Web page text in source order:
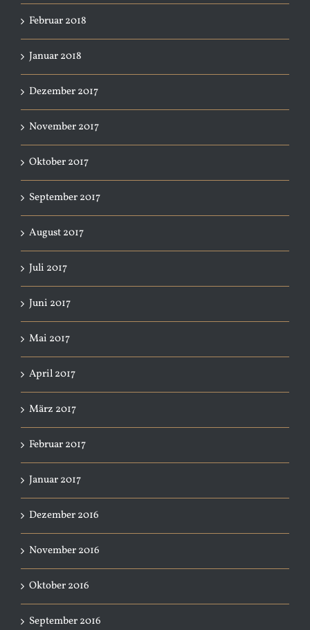
Februar 2018
Januar 2018
Dezember 2017
November 2017
Oktober 2017
September 2017
August 2017
Juli 2017
Juni 2017
Mai 2017
April 2017
März 2017
Februar 2017
Januar 2017
Dezember 2016
November 2016
Oktober 2016
September 2016